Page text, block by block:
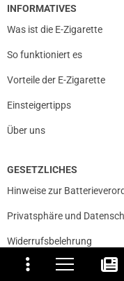
und
INFORMATIVES
Was ist die E-Zigarette
So funktioniert es
Vorteile der E-Zigarette
Einsteigertipps
Über uns
GESETZLICHES
Hinweise zur
Privatsphäre und
Widerrufsbelehrung
Unsere AGB